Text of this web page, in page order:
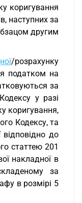
коригування
наступних за
другим
/розрахунку
податком на
за
у разі
коригування,
Кодексу, та
відповідно до
статтею 201
накладної в
за
в розмірі 5